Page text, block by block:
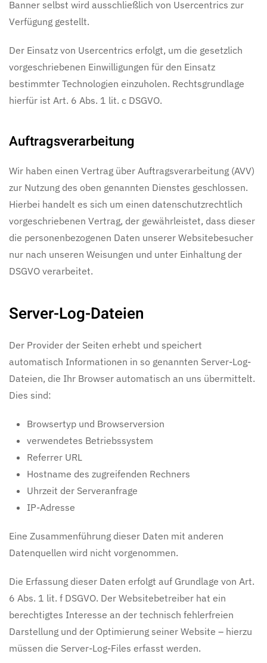
Banner selbst wird ausschließlich von Usercentrics zur
Verfügung gestellt.
Der Einsatz von Usercentrics erfolgt, um die gesetzlich
vorgeschriebenen Einwilligungen für den Einsatz
bestimmter Technologien einzuholen. Rechtsgrundlage
hierfür ist Art. 6 Abs. 1 lit. c DSGVO.
Auftragsverarbeitung
Wir haben einen Vertrag über Auftragsverarbeitung (AVV)
zur Nutzung des oben genannten Dienstes geschlossen.
Hierbei handelt es sich um einen datenschutzrechtlich
vorgeschriebenen Vertrag, der gewährleistet, dass dieser
die personenbezogenen Daten unserer Websitebesucher
nur nach unseren Weisungen und unter Einhaltung der
DSGVO verarbeitet.
Server-Log-Dateien
Der Provider der Seiten erhebt und speichert
automatisch Informationen in so genannten Server-Log-
Dateien, die Ihr Browser automatisch an uns übermittelt.
Dies sind:
Browsertyp und Browserversion
verwendetes Betriebssystem
Referrer URL
Hostname des zugreifenden Rechners
Uhrzeit der Serveranfrage
IP-Adresse
Eine Zusammenführung dieser Daten mit anderen
Datenquellen wird nicht vorgenommen.
Die Erfassung dieser Daten erfolgt auf Grundlage von Art.
6 Abs. 1 lit. f DSGVO. Der Websitebetreiber hat ein
berechtigtes Interesse an der technisch fehlerfreien
Darstellung und der Optimierung seiner Website – hierzu
müssen die Server-Log-Files erfasst werden.